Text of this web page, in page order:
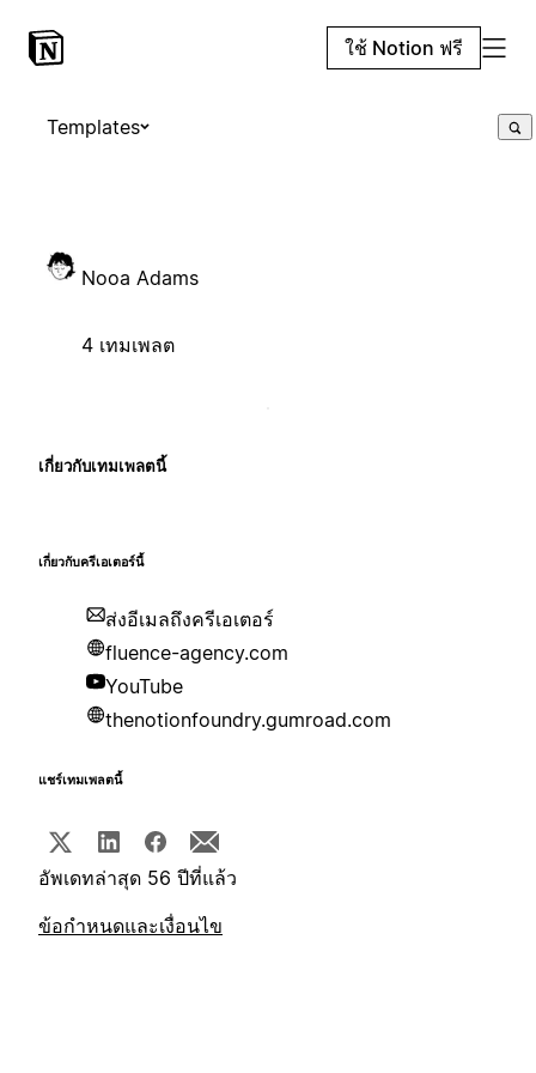
ใช้ Notion ฟรี
Templates
Nooa Adams
4 เทมเพลต
เกี่ยวกับเทมเพลตนี้
เกี่ยวกับครีเอเตอร์นี้
ส่งอีเมลถึงครีเอเตอร์
fluence-agency.com
YouTube
thenotionfoundry.gumroad.com
แชร์เทมเพลตนี้
อัพเดทล่าสุด 56 ปีที่แล้ว
ข้อกำหนดและเงื่อนไข